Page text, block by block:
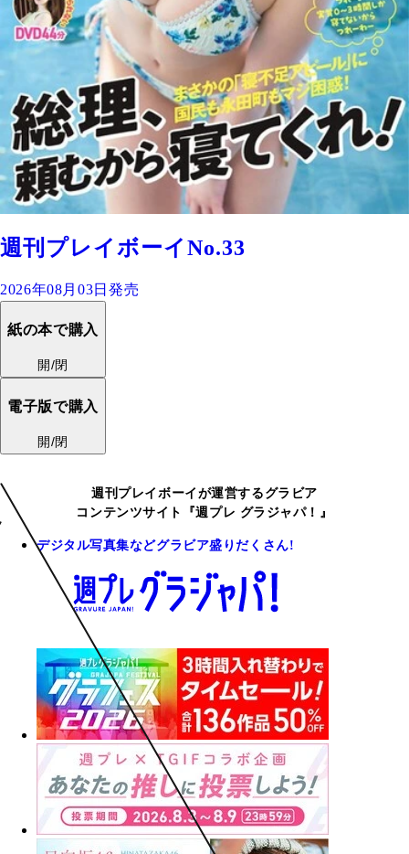
週刊プレイボーイNo.33
2026年08月03日発売
紙の本で購入
開/閉
電子版で購入
開/閉
週刊プレイボーイが運営するグラビア
コンテンツサイト『週プレ グラジャパ！』
デジタル写真集などグラビア盛りだくさん!